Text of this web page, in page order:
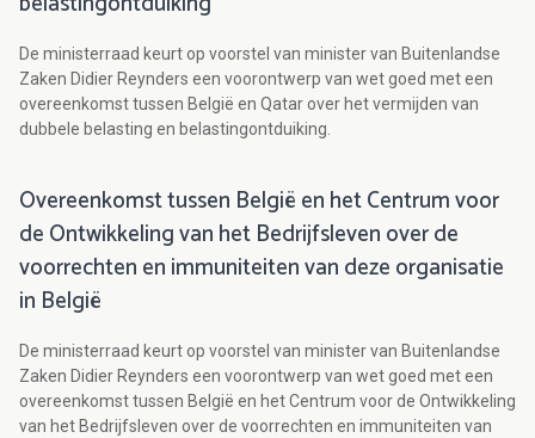
De ministerraad keurt op voorstel van minister van Buitenlandse
Zaken Didier Reynders een voorontwerp van wet goed met een
overeenkomst tussen België en Qatar over het vermijden van
dubbele belasting en belastingontduiking.
Overeenkomst tussen België en het Centrum voor
de Ontwikkeling van het Bedrijfsleven over de
voorrechten en immuniteiten van deze organisatie
in België
De ministerraad keurt op voorstel van minister van Buitenlandse
Zaken Didier Reynders een voorontwerp van wet goed met een
overeenkomst tussen België en het Centrum voor de Ontwikkeling
van het Bedrijfsleven over de voorrechten en immuniteiten van